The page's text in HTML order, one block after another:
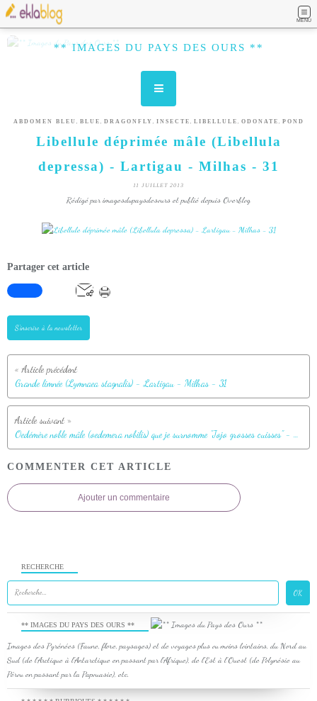
MENU
** IMAGES DU PAYS DES OURS **
ABDOMEN BLEU , BLUE , DRAGONFLY , INSECTE , LIBELLULE , ODONATE , POND
Libellule déprimée mâle (Libellula
depressa) - Lartigau - Milhas - 31
11 JUILLET 2013
Rédigé par imagesdupaysdesours et publié depuis Overblog
Partager cet article
S'inscrire à la newsletter
Grande limnée (Lymnaea stagnalis) - Lartigau - Milhas - 31
Oedémère noble mâle (oedemera nobilis) que je surnomme "Jojo grosses cuisses" - Lartigau - Milhas - 31
COMMENTER CET ARTICLE
Ajouter un commentaire
RECHERCHE
** IMAGES DU PAYS DES OURS **
Images des Pyrénées (Faune, flore, paysages) et de voyages plus ou moins lointains, du Nord au
Sud (de l'Arctique à l'Antarctique en passant par l'Afrique), de l'Est à l'Ouest (de Polynésie au
Pérou en passant par la Papouasie), etc.